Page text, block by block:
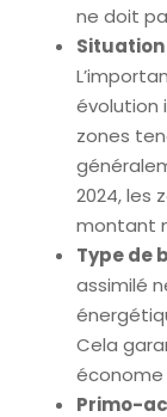
ne doit
évolution
zones
2024, les
montant
Type de
assimilé
Cela
économe
Primo-